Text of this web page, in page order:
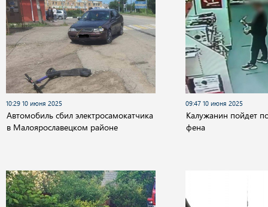
10:29 10 июня 2025
Автомобиль сбил электросамокатчика
в Малоярославецком районе
09:47 10 июня 2025
Калужанин пойдет
фена